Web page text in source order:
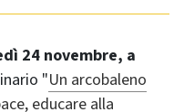
24 novembre, a
"Un arcobaleno
educare alla